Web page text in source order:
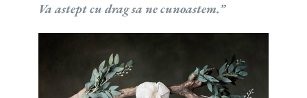
Va astept cu drag sa ne cunoastem.”